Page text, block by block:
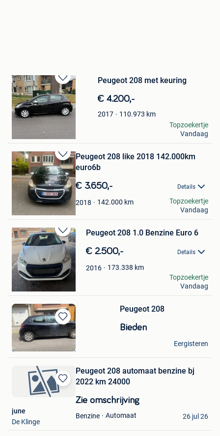
Bewaren
in
Mijn
Favorieten
Peugeot 208 met keuring
€ 4.200,-
2017 110.973 km
Yaqoub Zobair
Topzoekertje
Vandaag
Bewaren
in
Mijn
Favorieten
Peugeot 208 like 2018 142.000km
euro6b
€ 3.650,- Details
2018 142.000 km
Robert
Borgerhout
Topzoekertje
Vandaag
Bewaren
in
Mijn
Favorieten
Peugeot 208 1.0 Benzine Euro 6
€ 2.500,- Details
2016 173.338 km
Hamza
Wilrijk
Topzoekertje
Vandaag
Bewaren
in
Favorieten
Peugeot 208
Bieden
Sint-Jans-Molenbeek
Eergisteren
Bewaren
Favorieten
Peugeot 208 automaat benzine bj
2022 km 24000
Zie omschrijving
Benzine Automaat
june
De Klinge
26 jul 26